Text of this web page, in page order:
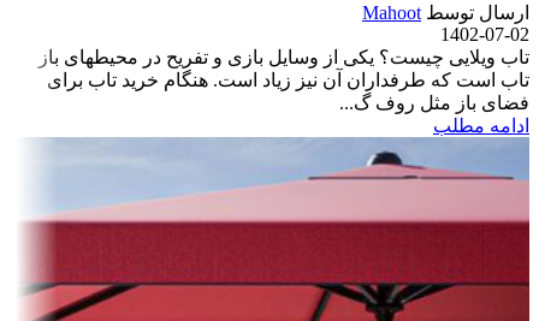
ارسال توسط Mahoot
1402-07-02
تاب ویلایی چیست؟ یکی از وسایل بازی و تفریح در محیط­های باز
تاب است که طرفداران آن نیز زیاد است. هنگام خرید تاب برای
فضای باز مثل روف گ...
ادامه مطلب